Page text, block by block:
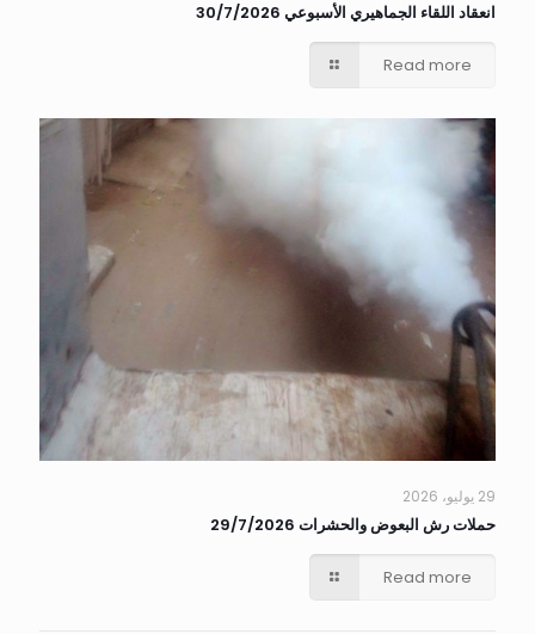
انعقاد اللقاء الجماهيري الأسبوعي 30/7/2026
Read more
29 يوليو، 2026
حملات رش البعوض والحشرات 29/7/2026
Read more